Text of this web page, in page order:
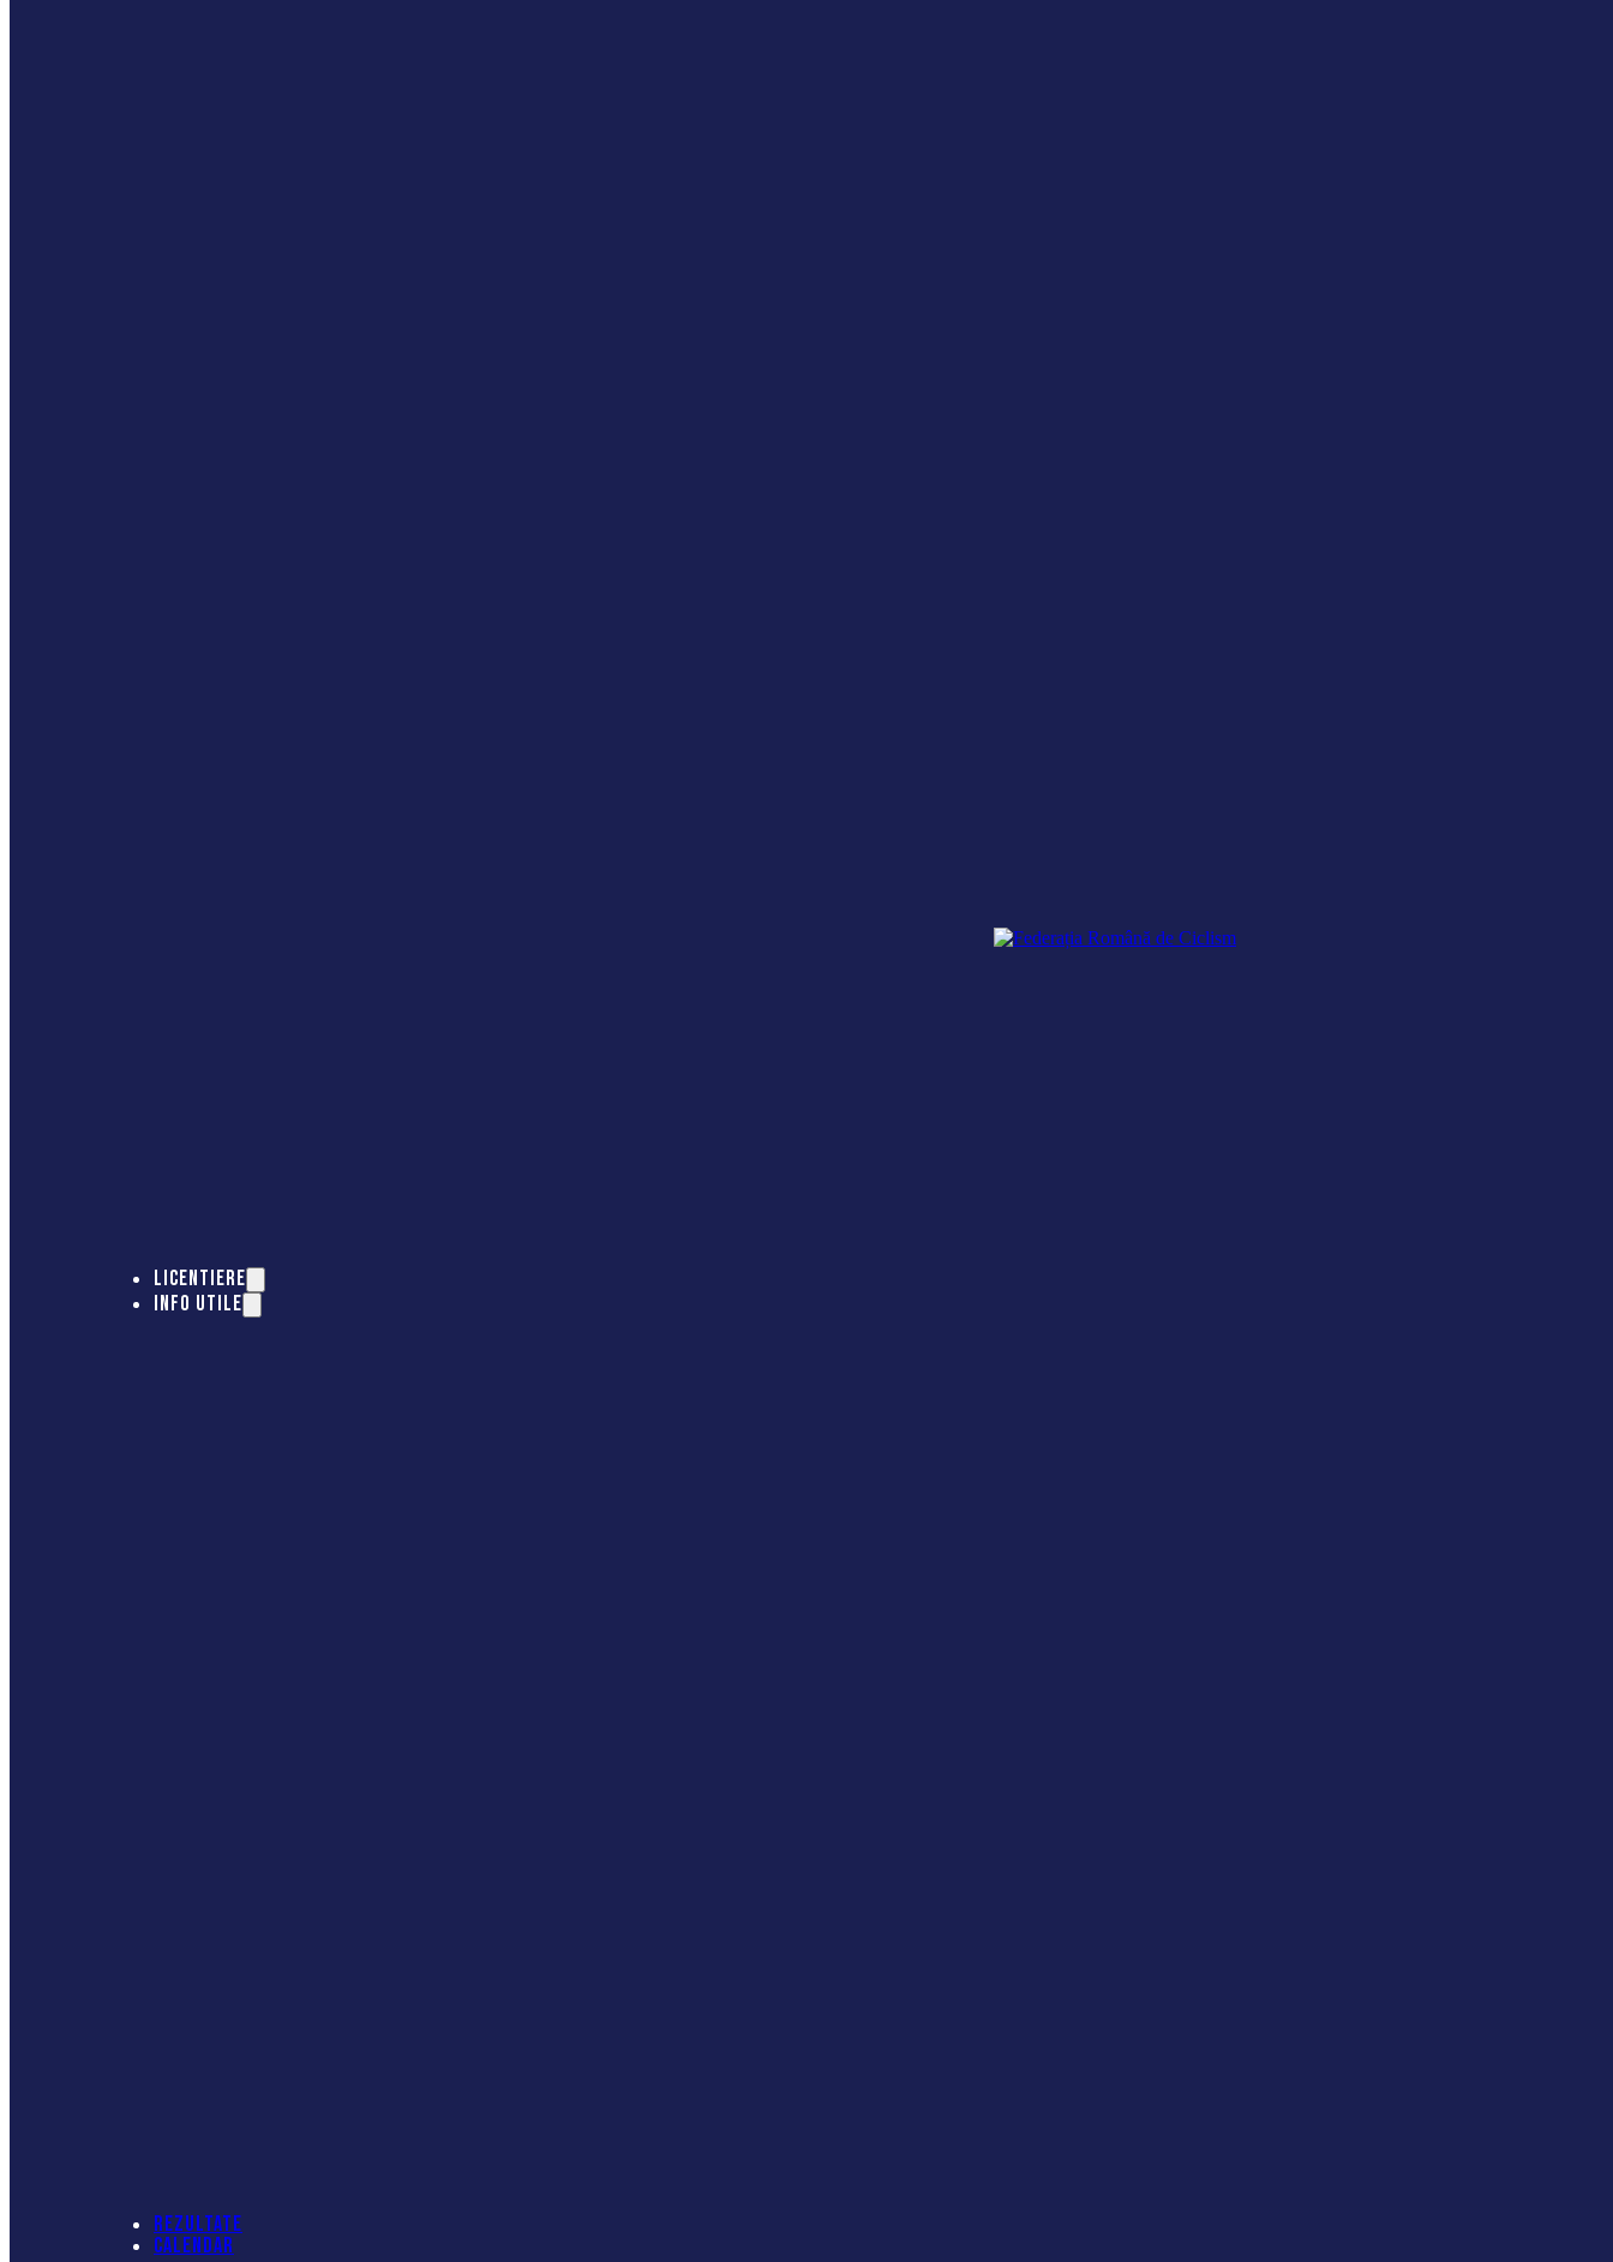
LICENTIERE
INFO UTILE
REZULTATE
CALENDAR